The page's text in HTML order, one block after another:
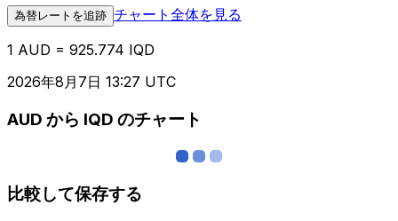
為替レートを追跡 チャート全体を見る
1 AUD = 925.774 IQD
2026年8月7日 13:27 UTC
AUD から IQD のチャート
比較して保存する